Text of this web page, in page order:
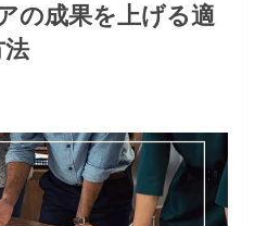
の成果を上げる適